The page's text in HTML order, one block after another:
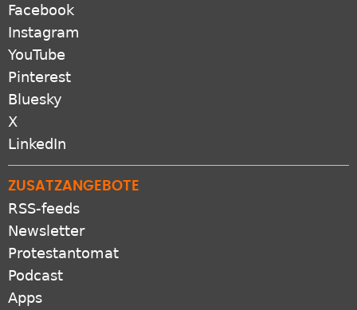
Facebook
Instagram
YouTube
Pinterest
Bluesky
X
LinkedIn
ZUSATZANGEBOTE
RSS-feeds
Newsletter
Protestantomat
Podcast
Apps